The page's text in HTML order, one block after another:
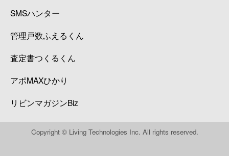
SMSハンター
管理戸数ふえるくん
査定書つくるくん
アポMAXひかり
リビンマガジンBiz
Copyright © Living Technologies Inc. All rights reserved.